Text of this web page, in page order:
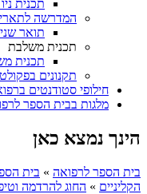
תכנית
המדרשה
תואר
תכנית משלבת
תכנית
תקנונים
חילופי סטודנטים
מלגות בבית הספר
הינך נמצא כאן
בית הספר לרפואה » בית
הקליניים » החוג להרדמה